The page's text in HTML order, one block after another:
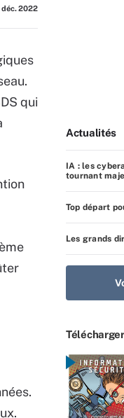
déc. 2022
qui
Actualités
IA : les
tournant
Top départ
Les grands